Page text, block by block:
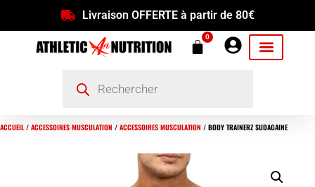
Livraison OFFERTE à partir de 80€
0
ACCUEIL/ ACCESSOIRES MUSCULATION / ACCESSOIRES MUSCULATION / BODY TRAINERZ SUDAGAINE